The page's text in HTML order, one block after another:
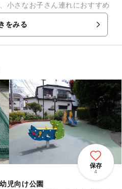
小さなお子さん連れにおすすめ
て遊べるとあって、子ども達が
をみる
保存
4
児向け公園